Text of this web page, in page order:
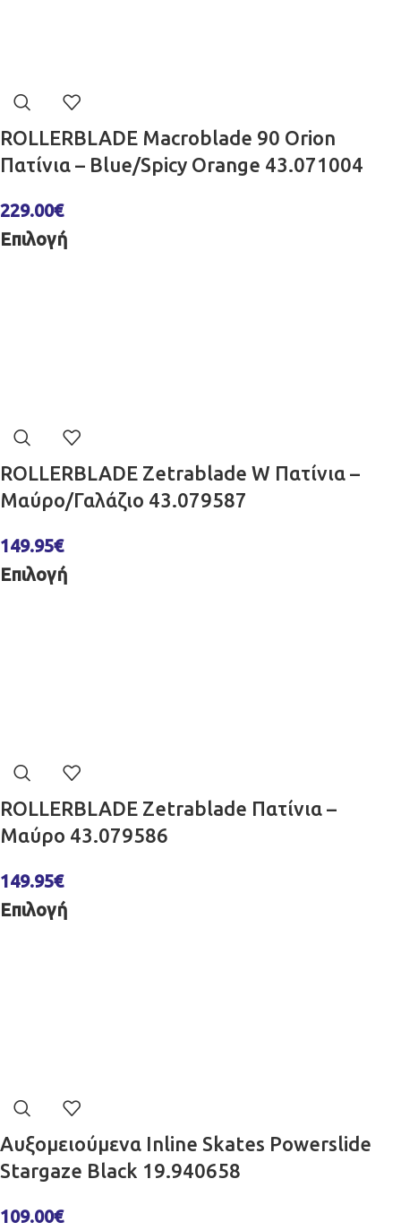
ROLLERBLADE Macroblade 90 Orion
Πατίνια – Blue/Spicy Orange 43.071004
229.00€
Επιλογή
ROLLERBLADE Zetrablade W Πατίνια –
Μαύρο/Γαλάζιο 43.079587
149.95€
Επιλογή
ROLLERBLADE Zetrablade Πατίνια –
Μαύρo 43.079586
149.95€
Επιλογή
Αυξομειούμενα Inline Skates Powerslide
Stargaze Black 19.940658
109.00€